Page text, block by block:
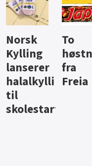
Knalltall
for Açai
Bowl
Aass vil
bli
i lite-